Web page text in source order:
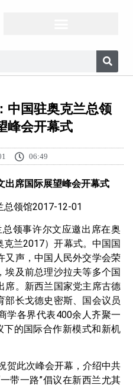
中国驻奥克兰总领
峰会开幕式
06:49
出席国际展望峰会开幕式
总领馆2017-12-01
领事许尔文应邀出席在奥
兰2017）开幕式。中国国
又声，中国人民外交学会荣
埃及前总理沙拉夫等多个国
席。新西兰国家党主席古德
部长戈德史密斯、国会议员
学各界代表400余人齐聚一
下的国际合作新模式和新机
贺此次峰会开幕，介绍中共
带一路”倡议在新西兰尤其